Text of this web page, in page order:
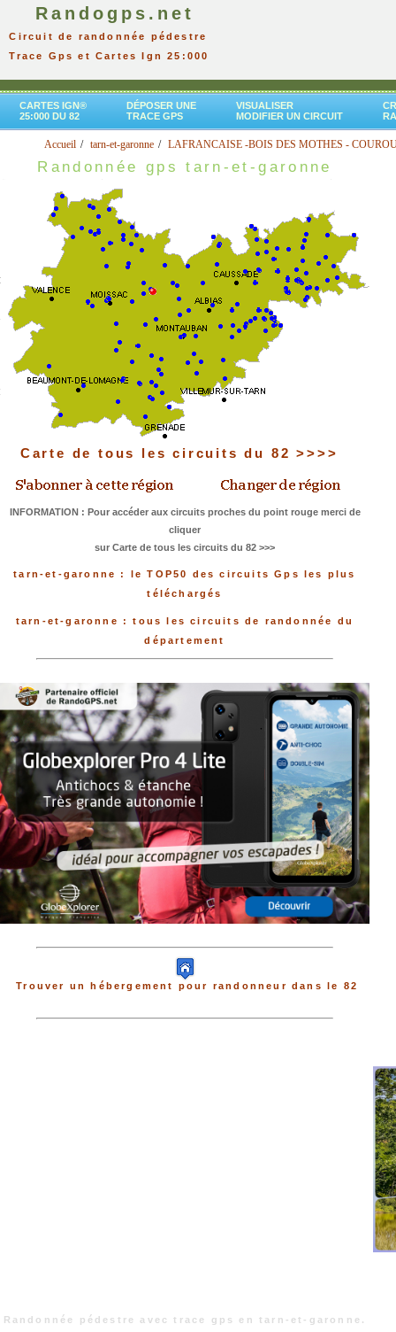
Randogps.net
Circuit de randonnée pédestre
Trace Gps et Cartes Ign 25:000
CARTES IGN®
25:000 DU 82
DÉPOSER UNE
TRACE GPS
VISUALISER
MODIFIER UN CIRCUIT
Accueil tarn-et-garonne LAFRANCAISE -BOIS DES MOTHES -
Randonnée gps tarn-et-garonne
Carte de tous les circuits du 82 >>>>
INFORMATION : Pour accéder aux circuits proches du point rouge merci de
cliquer
sur Carte de tous les circuits du 82 >>>
tarn-et-garonne : le TOP50 des circuits Gps les plus
téléchargés
tarn-et-garonne : tous les circuits de randonnée du
département
Trouver un hébergement pour randonneur dans le 82
Randonnée pédestre avec trace gps en tarn-et-garonne.